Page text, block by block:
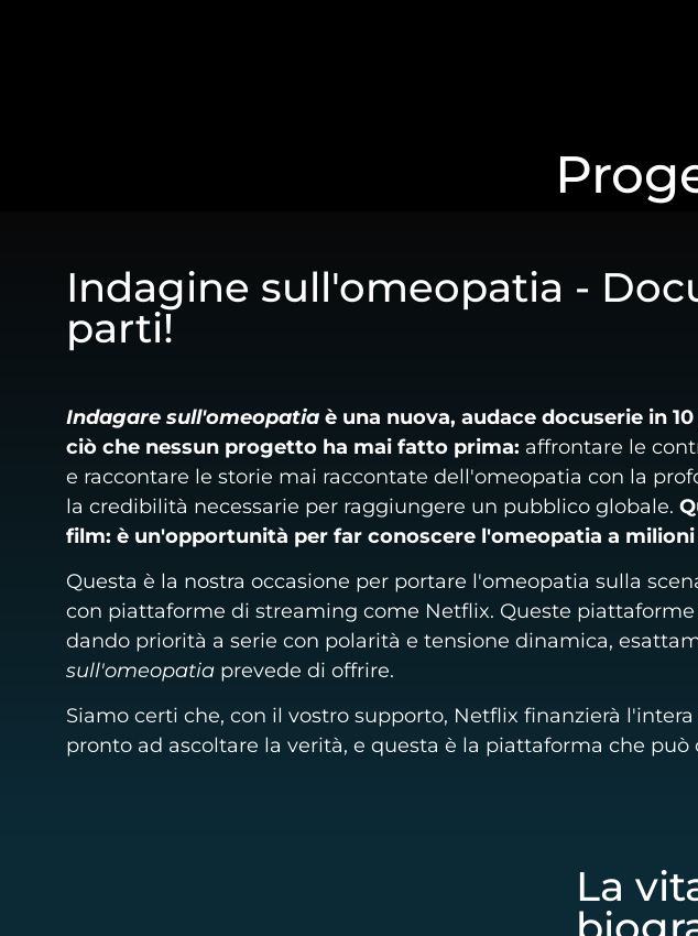
Indagine sull'omeopatia -
parti!
Indagare sull'omeopatia è una nuova, audace docuserie in
ciò che nessun progetto ha mai fatto prima: affrontare le
e raccontare le storie mai raccontate dell'omeopatia con la
la credibilità necessarie per raggiungere un pubblico globale.
film: è un'opportunità per far conoscere l'omeopatia a milioni
Questa è la nostra occasione per portare l'omeopatia sulla
con piattaforme di streaming come Netflix. Queste
dando priorità a serie con polarità e tensione dinamica,
sull'omeopatia prevede di offrire.
Siamo certi che, con il vostro supporto, Netflix finanzierà
pronto ad ascoltare la verità, e questa è la piattaforma che può
La